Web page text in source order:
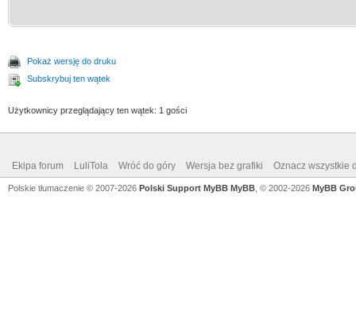
Pokaż wersję do druku
Subskrybuj ten wątek
Użytkownicy przeglądający ten wątek: 1 gości
Ekipa forum LuliTola Wróć do góry Wersja bez grafiki Oznacz wszystkie
Polskie tłumaczenie © 2007-2026 Polski Support MyBB MyBB , © 2002-2026 MyBB